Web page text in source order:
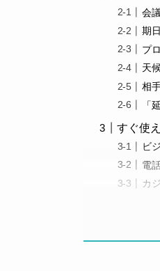
会
期
プ
天
相
「
すぐ使
ビ
電
カ